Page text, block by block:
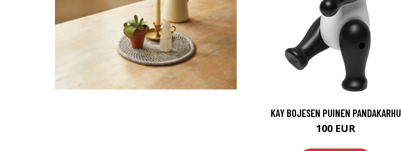
KAY BOJESEN PUINEN PANDAKARHU
100 EUR